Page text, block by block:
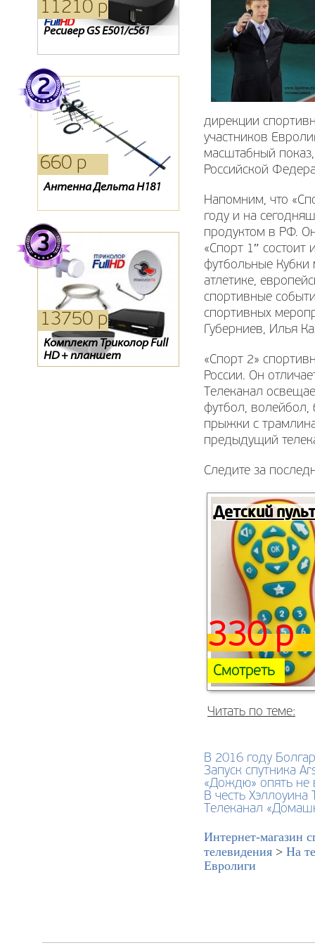
11210 р
Ресивер GS E501/c561
1270 р
Oriel 202
2040 р
Ресивер Lans dtr-100
660 р
Антенна Дельта Н181
390 р
Пульт GS 8300 8300N
330 р
Пульт HD 9300
13750 р
Комплект Триколор Full
HD + планшет
720 р
Тарелка Супрал 0.55 м
6590 р
Evo 07
дирекции
участников
масштабный
Российской
Напомним, что
году и на
продуктом в РФ.
«Спорт 1″
футбольные Кубки
атлетике,
спортивные
спортивных
Губерниев, Илья
«Спорт 2»
России. Он
Телеканал
футбол, волейбол,
прыжки с
предыдущий
Следите за
Детский пульт
Смотреть
330 р
Читать по теме:
В 2016 году
Запуск спутника
«Дождю» опять не
В честь
Телеканал
Интернет-магазин
телевидения > На
Евролиги